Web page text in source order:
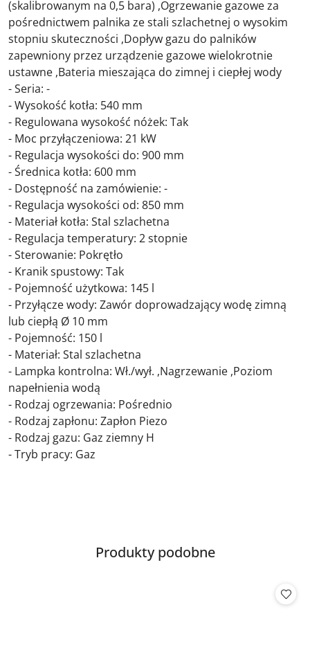
(skalibrowanym na 0,5 bara) ,Ogrzewanie gazowe za
pośrednictwem palnika ze stali szlachetnej o wysokim
stopniu skuteczności ,Dopływ gazu do palników
zapewniony przez urządzenie gazowe wielokrotnie
ustawne ,Bateria mieszająca do zimnej i ciepłej wody
- Seria: -
- Wysokość kotła: 540 mm
- Regulowana wysokość nóżek: Tak
- Moc przyłączeniowa: 21 kW
- Regulacja wysokości do: 900 mm
- Średnica kotła: 600 mm
- Dostępność na zamówienie: -
- Regulacja wysokości od: 850 mm
- Materiał kotła: Stal szlachetna
- Regulacja temperatury: 2 stopnie
- Sterowanie: Pokrętło
- Kranik spustowy: Tak
- Pojemność użytkowa: 145 l
- Przyłącze wody: Zawór doprowadzający wodę zimną
lub ciepłą Ø 10 mm
- Pojemność: 150 l
- Materiał: Stal szlachetna
- Lampka kontrolna: Wł./wył. ,Nagrzewanie ,Poziom
napełnienia wodą
- Rodzaj ogrzewania: Pośrednio
- Rodzaj zapłonu: Zapłon Piezo
- Rodzaj gazu: Gaz ziemny H
- Tryb pracy: Gaz
Pomiń karuzelę produktów
Produkty
Produkty podobne